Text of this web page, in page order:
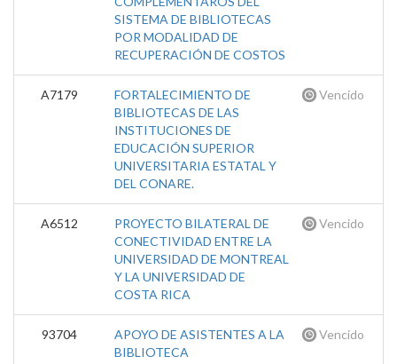
SISTEMA DE BIBLIOTECAS
POR MODALIDAD DE
RECUPERACIÓN DE COSTOS
A7179
FORTALECIMIENTO DE
BIBLIOTECAS DE LAS
INSTITUCIONES DE
EDUCACIÓN SUPERIOR
UNIVERSITARIA ESTATAL Y
DEL CONARE.
Vencido
A6512
PROYECTO BILATERAL DE
CONECTIVIDAD ENTRE LA
UNIVERSIDAD DE MONTREAL
Y LA UNIVERSIDAD DE
COSTA RICA
Vencido
93704
APOYO DE ASISTENTES A LA
BIBLIOTECA
Vencido